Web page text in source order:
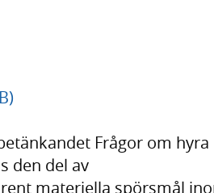
Frågor om hyra
den del av
materiella spörsmål